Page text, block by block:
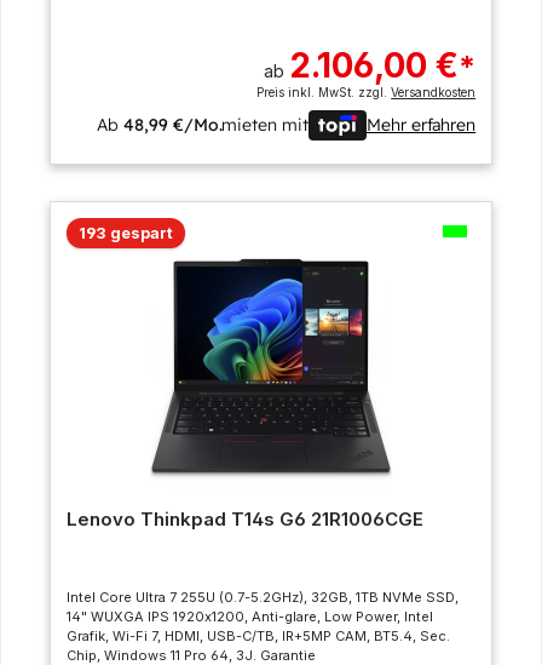
ab 2.106,00 €*
Preis inkl. MwSt. zzgl.Versandkosten
Ab48,99 €/Mo.mieten mit Mehr erfahren
193 gespart
Lenovo Thinkpad T14s G6 21R1006CGE
Intel Core Ultra 7 255U (0.7-5.2GHz), 32GB, 1TB NVMe SSD,
14" WUXGA IPS 1920x1200, Anti-glare, Low Power, Intel
Grafik, Wi-Fi 7, HDMI, USB-C/TB, IR+5MP CAM, BT5.4, Sec.
Chip, Windows 11 Pro 64, 3J. Garantie